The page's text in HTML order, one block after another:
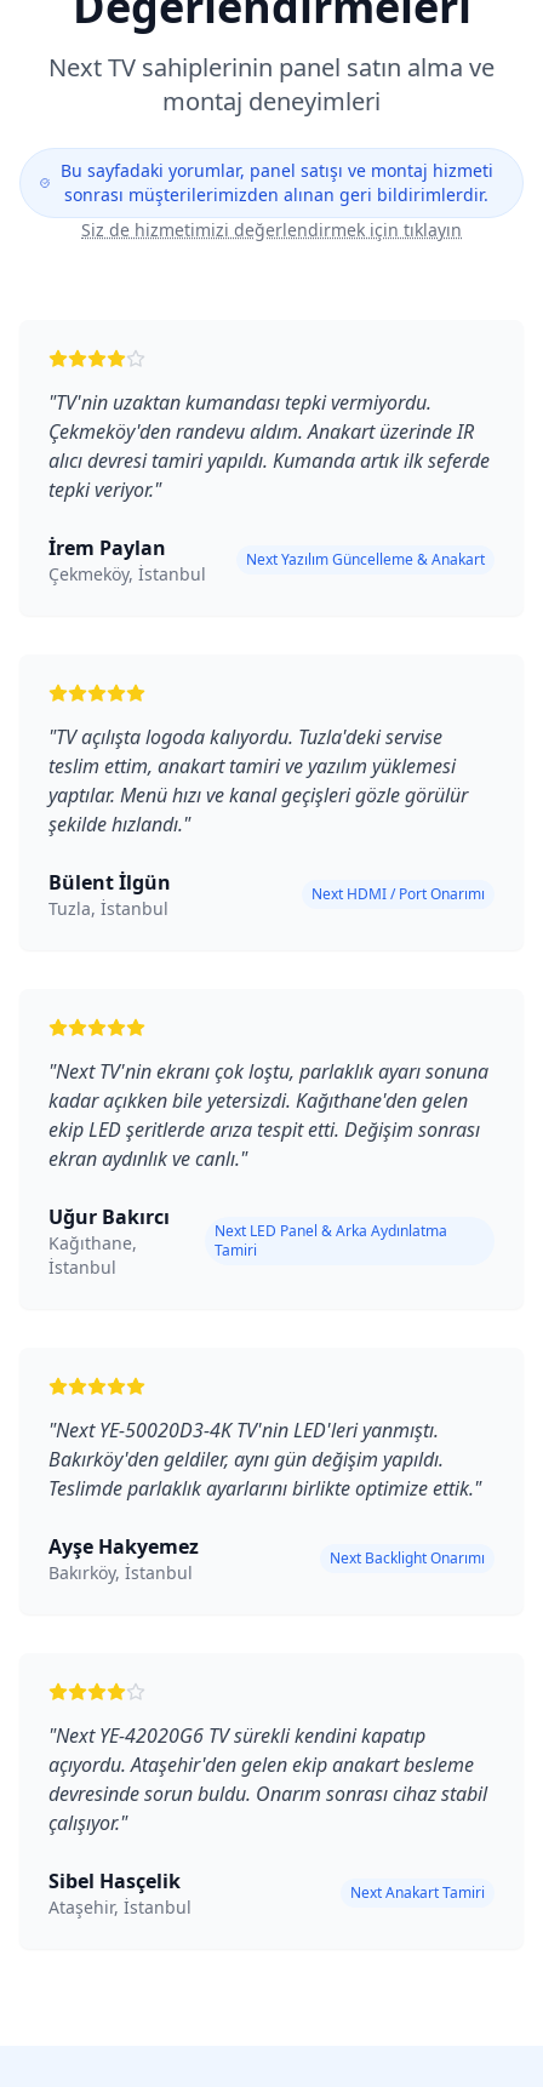
NextTV sahiplerinin panel satın alma ve
montaj deneyimleri
Bu sayfadaki yorumlar, panel satışı ve montaj hizmeti
sonrası müşterilerimizden alınan geri bildirimlerdir.
Siz de hizmetimizi değerlendirmek için tıklayın
"TV'nin uzaktan kumandası tepki vermiyordu.
Çekmeköy'den randevu aldım. Anakart üzerinde IR
alıcı devresi tamiri yapıldı. Kumanda artık ilk seferde
tepki veriyor."
İrem Paylan
Çekmeköy, İstanbul
Next Yazılım Güncelleme & Anakart
"TV açılışta logoda kalıyordu. Tuzla'deki servise
teslim ettim, anakart tamiri ve yazılım yüklemesi
yaptılar. Menü hızı ve kanal geçişleri gözle görülür
şekilde hızlandı."
Bülent İlgün
Tuzla, İstanbul
Next HDMI / Port Onarımı
"Next TV'nin ekranı çok loştu, parlaklık ayarı sonuna
kadar açıkken bile yetersizdi. Kağıthane'den gelen
ekip LED şeritlerde arıza tespit etti. Değişim sonrası
ekran aydınlık ve canlı."
Uğur Bakırcı
Kağıthane,
İstanbul
Next LED Panel & Arka Aydınlatma
Tamiri
"Next YE-50020D3-4K TV'nin LED'leri yanmıştı.
Bakırköy'den geldiler, aynı gün değişim yapıldı.
Teslimde parlaklık ayarlarını birlikte optimize ettik."
Ayşe Hakyemez
Bakırköy, İstanbul
Next Backlight Onarımı
"Next YE-42020G6 TV sürekli kendini kapatıp
açıyordu. Ataşehir'den gelen ekip anakart besleme
devresinde sorun buldu. Onarım sonrası cihaz stabil
çalışıyor."
Sibel Hasçelik
Ataşehir, İstanbul
Next Anakart Tamiri